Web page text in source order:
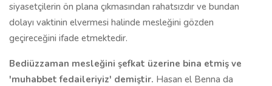
siyasetçilerin ön plana çıkmasından rahatsızdır ve bundan
dolayı vaktinin elvermesi halinde mesleğini gözden
geçireceğini ifade etmektedir.
Bediüzzaman mesleğini şefkat üzerine bina etmiş ve
'muhabbet fedaileriyiz' demiştir. Hasan el Benna da